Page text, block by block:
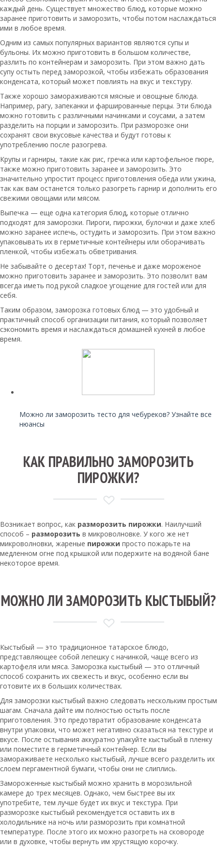
каждый день. Существует множество блюд, которые можно
заранее приготовить и заморозить, чтобы потом наслаждаться
ими в любое время.
Одним из самых популярных вариантов являются супы и
бульоны. Их можно приготовить в большом количестве,
разлить по контейнерам и заморозить. При этом важно дать
супу остыть перед заморозкой, чтобы избежать образования
конденсата, который может повлиять на вкус и текстуру.
Также хорошо замораживаются мясные и овощные блюда.
Например, рагу, запеканки и фаршированные перцы. Эти блюда
можно готовить с различными начинками и соусами, а затем
разделить на порции и заморозить. При разморозке они
сохранят свои вкусовые качества и будут готовы к
употреблению после разогрева.
Крупы и гарниры, такие как рис, гречка или картофельное пюре,
также можно приготовить заранее и заморозить. Это
значительно упростит процесс приготовления обеда или ужина,
так как вам останется только разогреть гарнир и дополнить его
свежими овощами или мясом.
Выпечка — еще одна категория блюд, которые отлично
подходят для заморозки. Пироги, пирожки, булочки и даже хлеб
можно заранее испечь, остудить и заморозить. При этом важно
упаковывать их в герметичные контейнеры или оборачивать
пленкой, чтобы избежать обветривания.
Не забывайте о десертах! Торт, печенье и даже мороженое
можно приготовить заранее и заморозить. Это позволит вам
всегда иметь под рукой сладкое угощение для гостей или для
себя.
Таким образом, заморозка готовых блюд — это удобный и
практичный способ организации питания, который позволяет
сэкономить время и наслаждаться домашней кухней в любое
время.
Можно ли заморозить тесто для чебуреков? Узнайте все
нюансы
КАК ПРАВИЛЬНО ЗАМОРОЗИТЬ
ПИРОЖКИ?
Возникает вопрос, как разморозить пирожки. Наилучший
способ – разморозить в микроволновке. У кого же нет
микроволновки, жареные пирожки просто пожарьте на
медленном огне под крышкой или подержите на водяной бане
некоторое время.
МОЖНО ЛИ ЗАМОРОЗИТЬ КЫСТЫБЫЙ?
Кыстыбый — это традиционное татарское блюдо,
представляющее собой лепешку с начинкой, чаще всего из
картофеля или мяса. Заморозка кыстыбый — это отличный
способ сохранить их свежесть и вкус, особенно если вы
готовите их в больших количествах.
Для заморозки кыстыбый важно следовать нескольким простым
шагам. Сначала дайте им полностью остыть после
приготовления. Это предотвратит образование конденсата
внутри упаковки, что может негативно сказаться на текстуре и
вкусе. После остывания аккуратно упакуйте кыстыбый в пленку
или поместите в герметичный контейнер. Если вы
замораживаете несколько кыстыбый, лучше всего разделить их
слоем пергаментной бумаги, чтобы они не слиплись.
Замороженные кыстыбый можно хранить в морозильной
камере до трех месяцев. Однако, чем быстрее вы их
употребите, тем лучше будет их вкус и текстура. При
разморозке кыстыбый рекомендуется оставить их в
холодильнике на ночь или разморозить при комнатной
температуре. После этого их можно разогреть на сковороде
или в духовке, чтобы вернуть им хрустящую корочку.